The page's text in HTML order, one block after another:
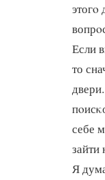
этогο
Если
то
себе
Я